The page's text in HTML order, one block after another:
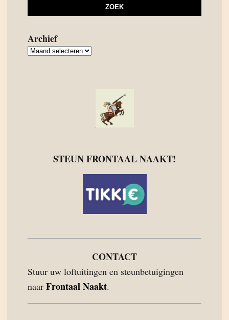
Archief
Archief
STEUN FRONTAAL NAAKT!
CONTACT
Stuur uw loftuitingen en steunbetuigingen
naar Frontaal Naakt.